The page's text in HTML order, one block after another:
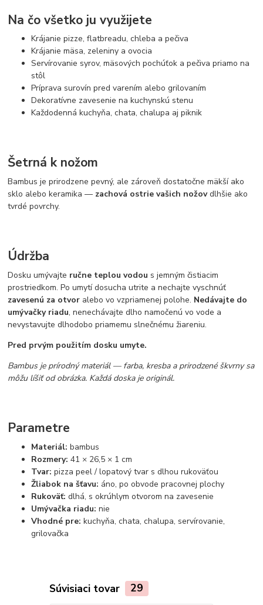
Na čo všetko ju využijete
Krájanie pizze, flatbreadu, chleba a pečiva
Krájanie mäsa, zeleniny a ovocia
Servírovanie syrov, mäsových pochúťok a pečiva priamo na
stôl
Príprava surovín pred varením alebo grilovaním
Dekoratívne zavesenie na kuchynskú stenu
Každodenná kuchyňa, chata, chalupa aj piknik
Šetrná k nožom
Bambus je prirodzene pevný, ale zároveň dostatočne mäkší ako
sklo alebo keramika — zachová ostrie vašich nožovdlhšie ako
tvrdé povrchy.
Údržba
Dosku umývajte ručne teplou vodou s jemným čistiacim
prostriedkom. Po umytí dosucha utrite a nechajte vyschnúť
zavesenú za otvor alebo vo vzpriamenej polohe. Nedávajte do
umývačky riadu, nenechávajte dlho namočenú vo vode a
nevystavujte dlhodobo priamemu slnečnému žiareniu.
Pred prvým použitím dosku umyte.
Bambus je prírodný materiál — farba, kresba a prirodzené škvrny sa
môžu líšiť od obrázka. Každá doska je originál.
Parametre
Materiál: bambus
Rozmery: 41 × 26,5 × 1 cm
Tvar: pizza peel / lopatový tvar s dlhou rukoväťou
Žliabok na šťavu: áno, po obvode pracovnej plochy
Rukoväť: dlhá, s okrúhlym otvorom na zavesenie
Umývačka riadu: nie
Vhodné pre: kuchyňa, chata, chalupa, servírovanie,
grilovačka
Súvisiaci tovar 29